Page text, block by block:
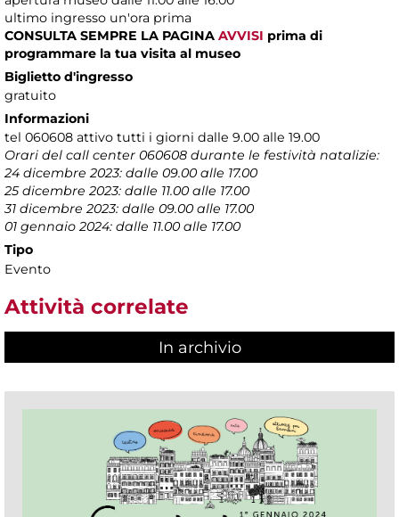
ultimo ingresso un'ora prima
CONSULTA SEMPRE LA PAGINA AVVISI prima di
programmare la tua visita al museo
Biglietto d'ingresso
gratuito
Informazioni
tel 060608 attivo tutti i giorni dalle 9.00 alle 19.00
Orari del call center 060608 durante le festività natalizie:
24 dicembre 2023: dalle 09.00 alle 17.00
25 dicembre 2023: dalle 11.00 alle 17.00
31 dicembre 2023: dalle 09.00 alle 17.00
01 gennaio 2024: dalle 11.00 alle 17.00
Tipo
Evento
Attività correlate
In archivio